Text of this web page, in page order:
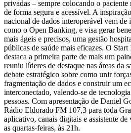
privadas – sempre colocando o
de forma segura e acessível. A
nacional de dados interoperável vem de
como o Open Banking, e visa gerar
mais ágeis e precisos, uma gestão
públicas de saúde mais eficazes. O Start
destaca a primeira parte de mais um
reuniu líderes de destaque nas áreas da
debate estratégico sobre como unir
fragmentação de dados e construir um
interconectado, valendo-se de
pessoas. Com apresentação de Daniel
Rádio Eldorado FM 107,3 para toda
aplicativo, canais digitais e assistente
as quartas-feiras, às 21h.